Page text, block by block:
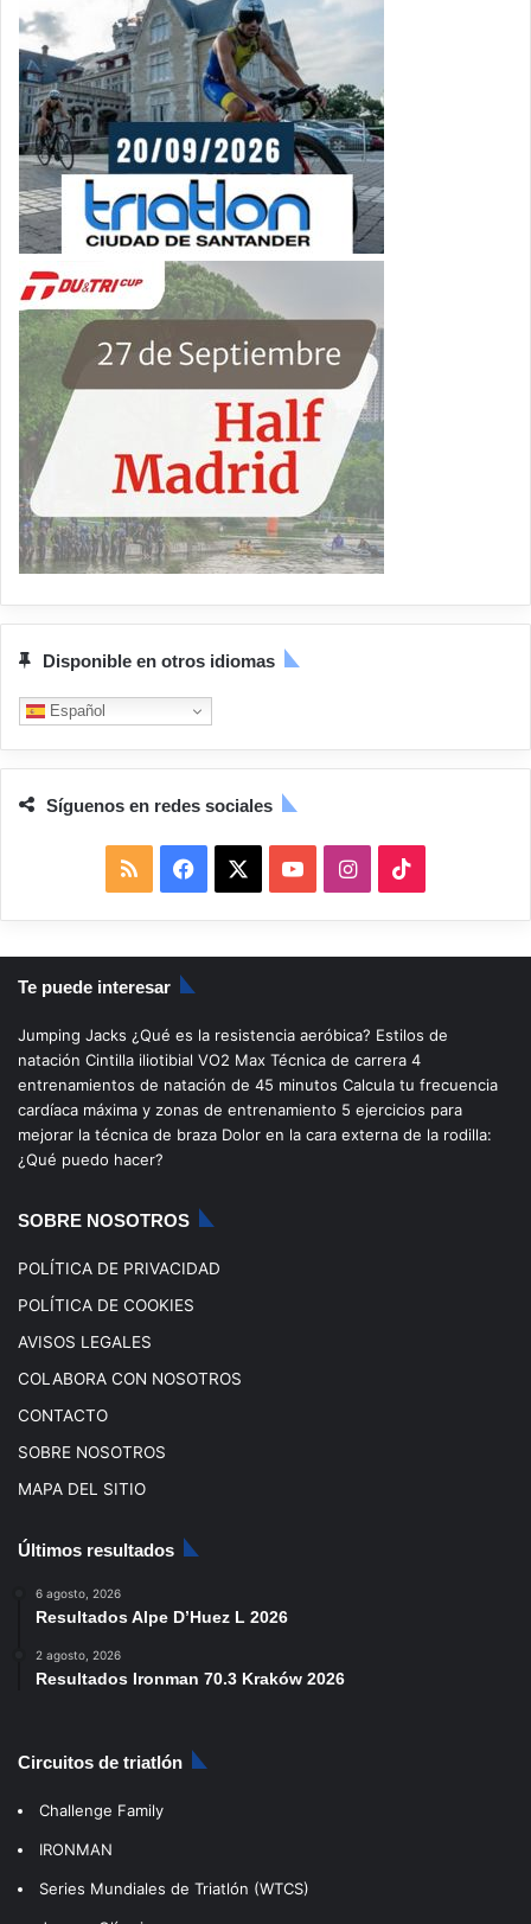
Disponible en otros idiomas
Español
Síguenos en redes sociales
S
S
a
c
b
o
o
u
u
b
I
n
s
a
g
i
k
o
k
Te puede interesar
Jumping Jacks ¿Qué es la resistencia aeróbica? Estilos de
natación Cintilla iliotibial VO2 Max Técnica de carrera 4
entrenamientos de natación de 45 minutos Calcula tu frecuencia
cardíaca máxima y zonas de entrenamiento 5 ejercicios para
mejorar la técnica de braza Dolor en la cara externa de la rodilla:
¿Qué puedo hacer?
SOBRE NOSOTROS
POLÍTICA DE PRIVACIDAD
POLÍTICA DE COOKIES
AVISOS LEGALES
COLABORA CON NOSOTROS
CONTACTO
SOBRE NOSOTROS
MAPA DEL SITIO
Últimos resultados
6 agosto, 2026
Resultados Alpe D’Huez L 2026
2 agosto, 2026
Resultados Ironman 70.3 Kraków 2026
Circuitos de triatlón
Challenge Family
IRONMAN
Series Mundiales de Triatlón (WTCS)